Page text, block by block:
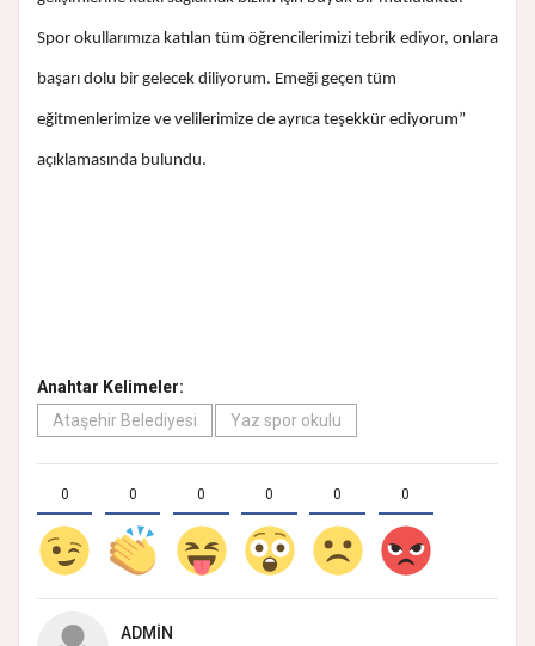
Spor okullarımıza katılan tüm öğrencilerimizi tebrik ediyor, onlara
başarı dolu bir gelecek diliyorum. Emeği geçen tüm
eğitmenlerimize ve velilerimize de ayrıca teşekkür ediyorum”
açıklamasında bulundu.
Anahtar Kelimeler:
Ataşehir Belediyesi
Yaz spor okulu
0 0 0 0 0 0
ADMIN